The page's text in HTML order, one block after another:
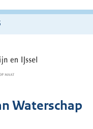
Waterschap